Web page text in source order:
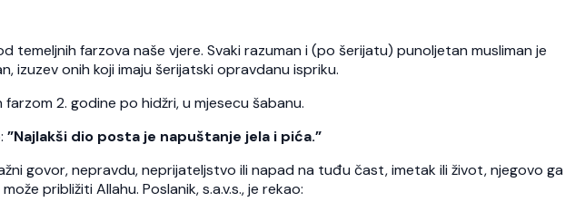
temeljnih farzova naše vjere. Svaki razuman i (po šerijatu) punoljetan musliman je
izuzev onih koji imaju šerijatski opravdanu ispriku.
2. godine po hidžri, u mjesecu šabanu.
”Najlakši dio posta je napuštanje jela i pića.”
govor, nepravdu, neprijateljstvo ili napad na tuđu čast, imetak ili život, njegovo ga
približiti Allahu. Poslanik, s.a.v.s., je rekao: